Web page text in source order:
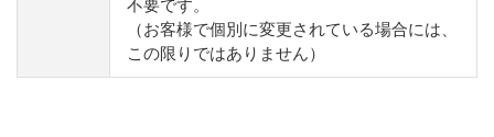
不要です。
（お客様で個別に変更されている場合には、
この限りではありません）